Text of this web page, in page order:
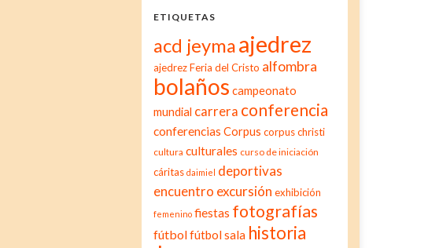
ETIQUETAS
acd jeymaajedrez
ajedrez Feria del Cristo alfombra
bolaños campeonato
mundial carrera conferencia
conferencias Corpus corpus christi
cultura culturales curso de iniciación
cáritas daimiel deportivas
encuentro excursión exhibición
femenino fiestas fotografías
fútbolfútbol sala historia